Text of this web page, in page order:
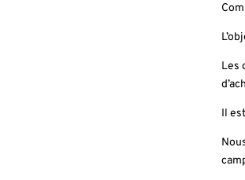
Les
Il